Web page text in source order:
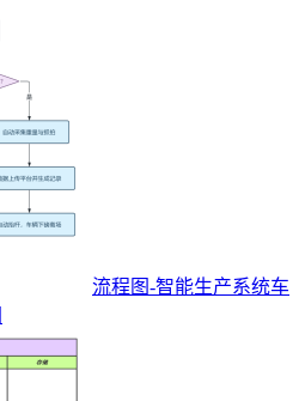
流程图-智能生产系统车